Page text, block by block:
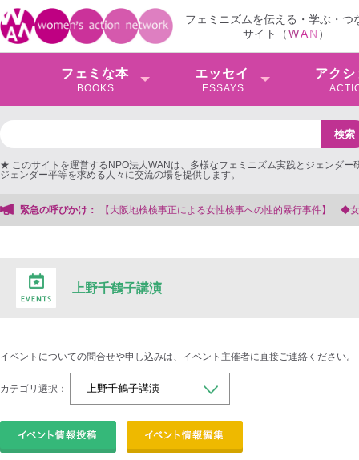
フェミニズムを伝える・学ぶ・つ
サイト（WAN ）
フェミな本
BOOKS
エッセイ
ESSAYS
アクシ
★ このサイトを運営するNPO法人WANは、多様なフェミニズム実践とジェンダー
ジェンダー平等を求める人々に交流の場を提供します。
緊急の呼びかけ：
【大阪地検検事正による女性検事への性的暴行事件】 ◆女性検事を支援する
上野千鶴子講演
イベントについての問合せや申し込みは、イベント主催者に直接ご連絡ください。
カテゴリ選択：